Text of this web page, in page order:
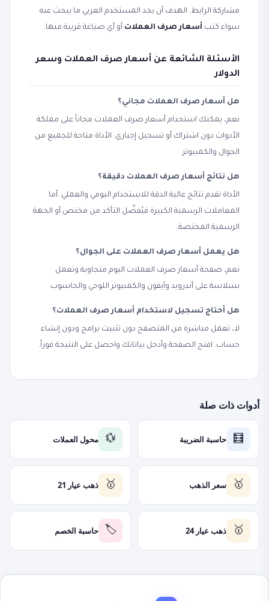
مشاركة الرابط. الهدف أن يجد المستخدم العربي ما يبحث عنه
سواء كتب أسعار صرف العملات أو أي صياغة قريبة منها.
الأسئلة الشائعة عن أسعار صرف العملات وسعر
الدولار
هل أسعار صرف العملات مجاني؟
نعم، يمكنك استخدام أسعار صرف العملات مجاناً على مملكة
الأدوات دون اشتراك أو تسجيل إجباري. الأداة متاحة للجميع من
الجوال والكمبيوتر.
هل نتائج أسعار صرف العملات دقيقة؟
الأداة تقدم نتائج عالية الدقة للاستخدام اليومي والعملي. أما
المعاملات الرسمية الكبيرة فيُفضّل التأكد من مختص أو الجهة
الرسمية المختصة.
هل يعمل أسعار صرف العملات على الجوال؟
نعم، صفحة أسعار صرف العملات اليوم متجاوبة وتعمل
بسلاسة على أندرويد وآيفون والكمبيوتر اللوحي والحاسوب.
هل أحتاج تسجيل لاستخدام أسعار صرف العملات؟
لا، تعمل مباشرة من المتصفح دون تثبيت برامج ودون إنشاء
حساب. افتح الصفحة وأدخل بياناتك واحصل على النتيجة فوراً.
أدوات ذات صلة
🧮 حاسبة الضريبة 💱 محول العملات
🥇 سعر الذهب 🥇 ذهب عيار 21
🥇 ذهب عيار 24 🏷️ حاسبة الخصم